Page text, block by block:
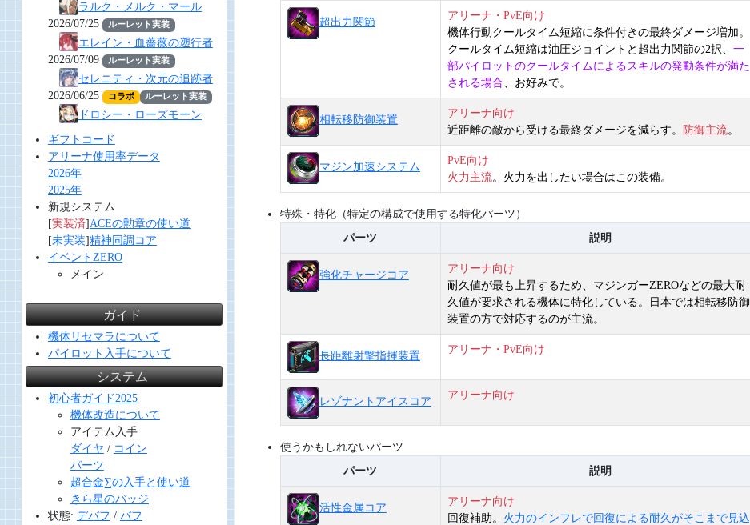
超出力関節
アリーナ・PvE向け
機体行動クールタイム短縮に条件付きの最終ダメージ増加。
クールタイム短縮は油圧ジョイントと超出力関節の2択、 一
部パイロットのクールタイムによるスキルの発動条件が満た
される場合 、お好みで。
相転移防御装置
アリーナ向け
近距離の敵から受ける最終ダメージを減らす。
防御主流。
マジン加速システム
PvE向け
火力主流。火力を出したい場合はこの装備。
特殊・特化（特定の構成で使用する特化パーツ）
パーツ
説明
強化チャージコア
アリーナ向け
耐久値が最も上昇するため、マジンガーZEROなどの最大耐
久値が要求される機体に特化している。日本では相転移防御
装置の方で対応するのが主流。
長距離射撃指揮装置
アリーナ・PvE向け
レゾナントアイスコア
アリーナ向け
使うかもしれないパーツ
パーツ
説明
活性金属コア
アリーナ向け
回復補助。 火力のインフレで回復による耐久がそこまで見込
ラルク・メルク・マール
2026/07/25
ルーレット実装
エレイン・血薔薇の遡行者
2026/07/09
ルーレット実装
セレニティ・次元の追跡者
2026/06/25
コラボ ルーレット実装
ドロシー・ローズモーン
ギフトコード
アリーナ使用率データ
2026年
2025年
新規システム
[実装済]ACEの勲章の使い道
[未実装]精神同調コア
イベントZERO
メイン
ガイド
機体リセマラについて
パイロット入手について
システム
初心者ガイド2025
機体改造について
アイテム入手
ダイヤ / コイン
パーツ
超合金∑の入手と使い道
きら星のバッジ
状態: デバフ / バフ